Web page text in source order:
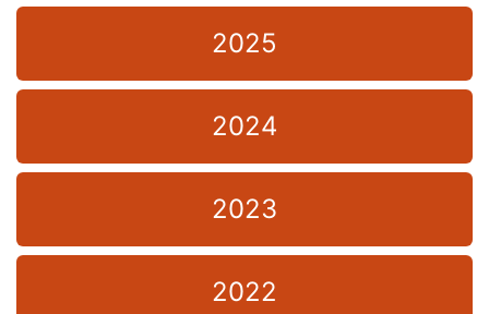
2025
2024
2023
2022